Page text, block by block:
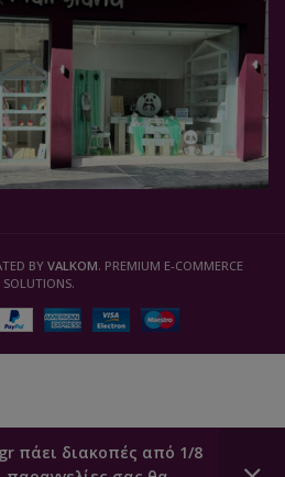
πάει διακοπές από 1/8
BY VALKOM. PREMIUM E-COMMERCE
SOLUTIONS.